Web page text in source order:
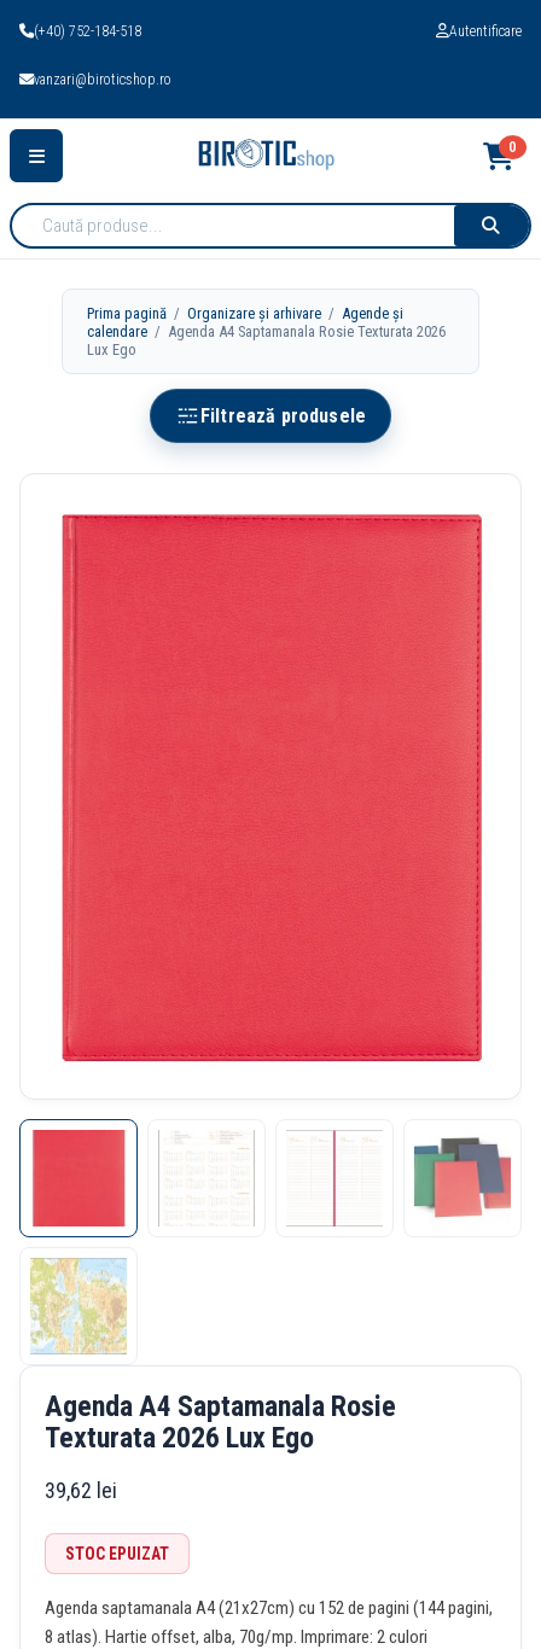
(+40) 752-184-518
vanzari@biroticshop.ro
Autentificare
Cauta
produse:
0
Prima pagină /Organizare și arhivare /Agende și
calendare / Agenda A4 Saptamanala Rosie Texturata 2026
Lux Ego
Filtrează produsele
Agenda A4 Saptamanala Rosie
Texturata 2026 Lux Ego
39,62 lei
STOC EPUIZAT
Agenda saptamanala A4 (21x27cm) cu 152 de pagini (144 pagini,
8 atlas). Hartie offset, alba, 70g/mp. Imprimare: 2 culori